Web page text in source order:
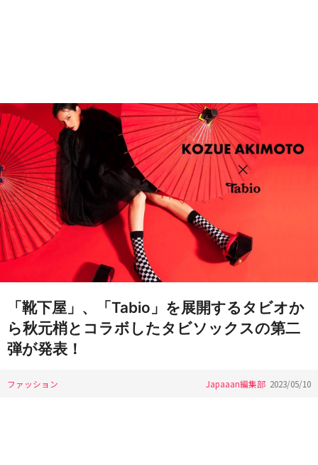
「靴下屋」、「Tabio」を展開するタビオか
ら秋元梢とコラボしたタビソックスの第二
弾が発表！
ファッション Japaaan編集部 2023/05/10